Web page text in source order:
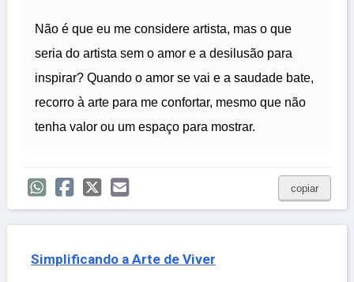
Não é que eu me considere artista, mas o que
seria do artista sem o amor e a desilusão para
inspirar? Quando o amor se vai e a saudade bate,
recorro à arte para me confortar, mesmo que não
tenha valor ou um espaço para mostrar.
copiar
Simplificando a Arte de Viver